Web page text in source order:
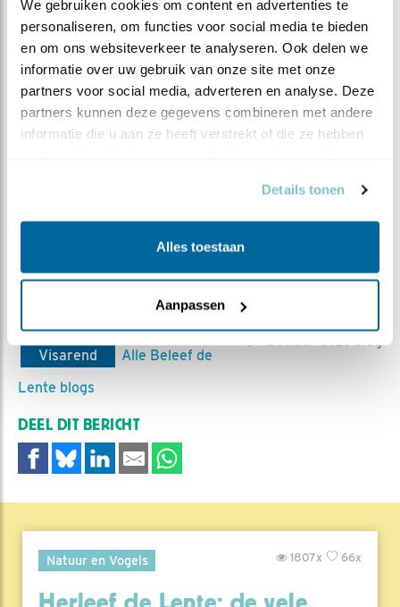
We gebruiken cookies om content en advertenties te
personaliseren, om functies voor social media te bieden
en om ons websiteverkeer te analyseren. Ook delen we
informatie over uw gebruik van onze site met onze
partners voor social media, adverteren en analyse. Deze
partners kunnen deze gegevens combineren met andere
informatie die u aan ze heeft verstrekt of die ze hebben
Details tonen
Alles toestaan
Aanpassen
MEER OVER
Visarend
Alle Beleef de
Lente blogs
DEEL DIT BERICHT
Natuur en Vogels 66x
1807x